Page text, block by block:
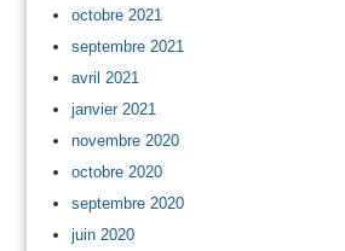
octobre 2021
septembre 2021
avril 2021
janvier 2021
novembre 2020
octobre 2020
septembre 2020
juin 2020